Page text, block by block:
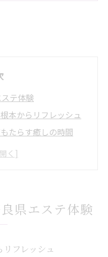
テ体験
本からリフレッシュ
たらす癒しの時間
身が軽くなる理由
術で美肌と慢性疲労
エステの実力とは
県エステ体験
フレッシュ